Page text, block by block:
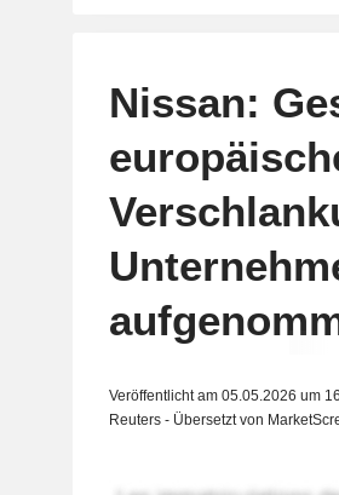
Nissan:
Veröffentlicht am 05.05.2026 um
Reuters - Übersetzt von